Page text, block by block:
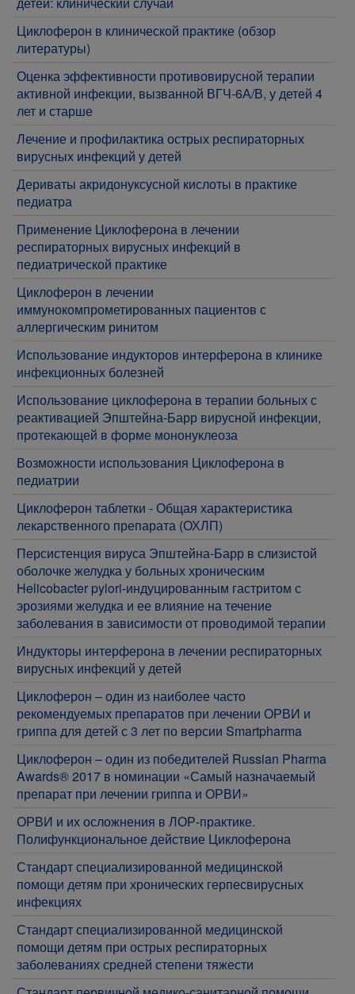
Циклоферон в клинической практике (обзор
литературы)
Оценка эффективности противовирусной терапии
активной инфекции, вызванной ВГЧ-6А/В, у детей 4
лет и старше
Лечение и профилактика острых респираторных
вирусных инфекций у детей
Дериваты акридонуксусной кислоты в практике
педиатра
Применение Циклоферона в лечении
респираторных вирусных инфекций в
педиатрической практике
Циклоферон в лечении
иммунокомпрометированных пациентов с
аллергическим ринитом
Использование индукторов интерферона в клинике
инфекционных болезней
Использование циклоферона в терапии больных с
реактивацией Эпштейна-Барр вирусной инфекции,
протекающей в форме мононуклеоза
Возможности использования Циклоферона в
педиатрии
Циклоферон таблетки - Общая характеристика
лекарственного препарата (ОХЛП)
Персистенция вируса Эпштейна-Барр в слизистой
оболочке желудка у больных хроническим
Helicobacter pylori-индуцированным гастритом с
эрозиями желудка и ее влияние на течение
заболевания в зависимости от проводимой терапии
Индукторы интерферона в лечении респираторных
вирусных инфекций у детей
Циклоферон – один из наиболее часто
рекомендуемых препаратов при лечении ОРВИ и
гриппа для детей с 3 лет по версии Smartpharma
Циклоферон – один из победителей Russian Pharma
Awards® 2017 в номинации «Самый назначаемый
препарат при лечении гриппа и ОРВИ»
ОРВИ и их осложнения в ЛОР-практике.
Полифункциональное действие Циклоферона
Стандарт специализированной медицинской
помощи детям при хронических герпесвирусных
инфекциях
Стандарт специализированной медицинской
помощи детям при острых респираторных
заболеваниях средней степени тяжести